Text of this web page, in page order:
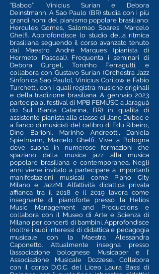
“Baboo”, Vinicius Surian e Debora
Deinstmann.A Sao Paulo (BR) studia con i più
grandi nomi del pianismo popolare brasiliano:
Hercules Gomes, Salomao Soares, Marcelo
Ghelfi. Approfondisce lo studio della ritmica
brasiliana seguendo il corso avanzato tenuto
dal Maestro Andrè Marques (pianista di
Hermeto Pascoal). Frequenta i seminari di
Debora Gurgel, Toninho Ferragutti, e
collabora con Gustavo Surian (Orchestra Jazz
Sinfonica Sao Paulo), Vinicius Corilow e Fabio
Turchetti, con i quali registra musiche originali
e della tradizione brasiliana. A gennaio 2023
partecipa al festival di MPB FEMUSC a Jaraguà
do Sul (Santa Catarina, BR) in qualità di
assistente pianista alla classe di Jane Duboc e
a fianco di musicisti del calibro di Edu Ribeiro,
Dino Barioni, Marinho Andreotti, Daniela
Spielmann, Marcelo Ghelfi.Vive a Bologna
dove suona in numerose formazioni che
spaziano dalla musica jazz alla musica
popolare brasiliana e contemporanea. Negli
anni viene invitato a partecipare a importanti
manifestazioni musicali come Piano City
Milano e JazzMI.All’attività didattica privata
affianca tra il 2018 e il 2019 lavora come
insegnante di pianoforte presso la Helios
Music Management and Productions e
collabora con il Museo di Arte e Scienza di
Milano per concerti di bambini. Approfondisce
inoltre i suoi interessi di didattica e pedagogia
musicale con la Maestra Alessandra
Caponetto.Attualmente insegna presso
l’associazione bolognese Musicaper e l’
Associazione Musicale Dozzese. Collabora
con il corso D.O.C. del Liceo Laura Bassi di